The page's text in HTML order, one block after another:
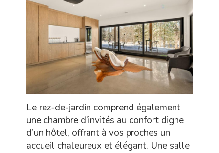
Le rez-de-jardin comprend également
une chambre d’invités au confort digne
d’un hôtel, offrant à vos proches un
accueil chaleureux et élégant. Une salle